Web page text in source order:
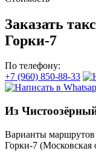
Заказать
Горки-7
По телефону:
+7 (960) 850-88-33
Из
Варианты маршрутов
Горки-7 (Московская